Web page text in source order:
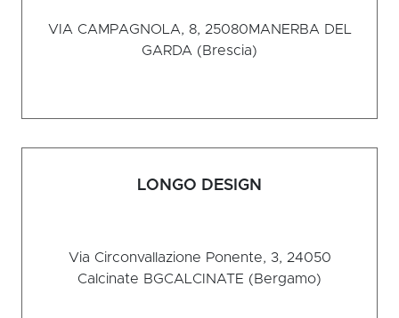
VIA CAMPAGNOLA, 8, 25080MANERBA DEL
GARDA (Brescia)
LONGO DESIGN
Via Circonvallazione Ponente, 3, 24050
Calcinate BGCALCINATE (Bergamo)